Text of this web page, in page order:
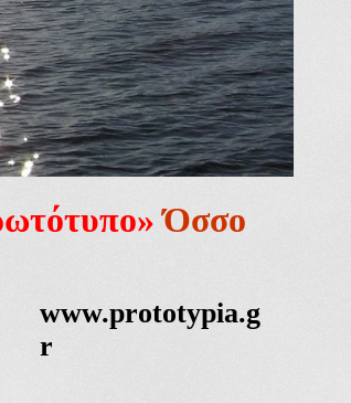
Όσσο
www.prototypia.g
r